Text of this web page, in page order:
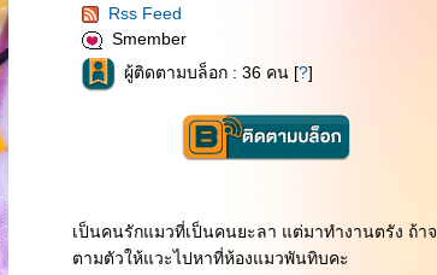
Rss Feed
Smember
ผู้ติดตามบล็อก : 36 คน [?]
เป็นคนรักแมวที่เป็นคนยะลา แต่มาทำงานตรัง ถ้า
ตามตัวให้แวะไปหาที่ห้องแมวพันทิบคะ